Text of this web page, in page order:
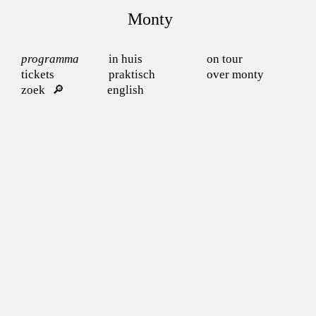
Monty
programma in huis
on tour
tickets
praktisch
over monty
zoek
english